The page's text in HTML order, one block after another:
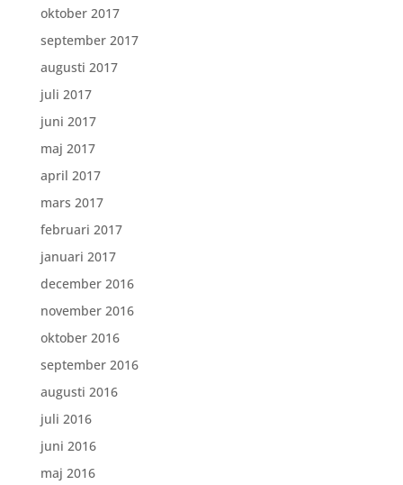
oktober 2017
september 2017
augusti 2017
juli 2017
juni 2017
maj 2017
april 2017
mars 2017
februari 2017
januari 2017
december 2016
november 2016
oktober 2016
september 2016
augusti 2016
juli 2016
juni 2016
maj 2016